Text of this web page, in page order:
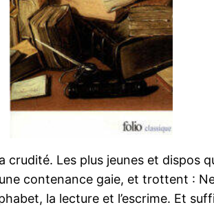
Les plus jeunes et dispos
contenance gaie, et trottent :
la lecture et l’escrime. Et